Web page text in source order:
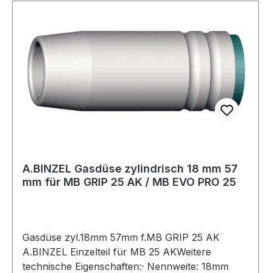
A.BINZEL Gasdüse zylindrisch 18 mm 57
mm für MB GRIP 25 AK / MB EVO PRO 25
Gasdüse zyl.18mm 57mm f.MB GRIP 25 AK
A.BINZEL Einzelteil für MB 25 AKWeitere
technische Eigenschaften:· Nennweite: 18mm